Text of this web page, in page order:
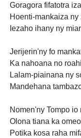
Goragora fifatotra
Hoenti-mankaiza
Iezaho ihany ny
Jerijerin'ny fo
Ka nahoana no
Lalam-piainana ny
Mandehana
Nomen'ny Tompo
Olona tiana ka
Potika kosa raha